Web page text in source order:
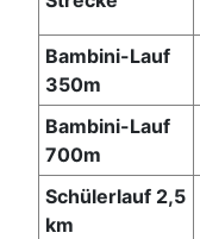
Bambini-Lauf
350m
Bambini-Lauf
700m
Schülerlauf 2,5
km